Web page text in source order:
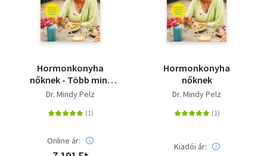
Történelem
Hormonkonyha
nőknek - Több mint
100 recept a ciklusra
Dr. Mindy Pelz
Online ár:
Hormonkonyha
nőknek
Dr. Mindy Pelz
Kiadói ár: